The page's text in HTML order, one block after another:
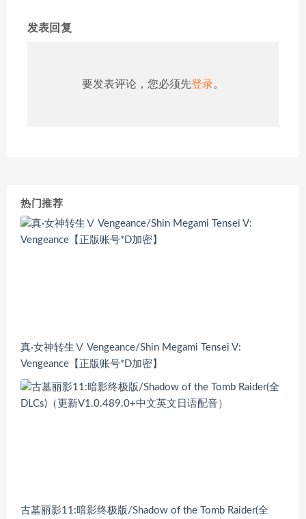
发表回复
要发表评论，您必须先登录。
热门推荐
真·女神转生Ⅴ Vengeance/Shin Megami Tensei V:
Vengeance【正版账号*D加密】
古墓丽影11:暗影终极版/Shadow of the Tomb Raider(全